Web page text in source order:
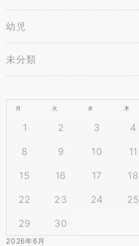
幼児
未分類
2026年6月
月 火 水 木
1 2 3 4
8
9 10 11
15
16 17 18
22
23 24 25
29
30